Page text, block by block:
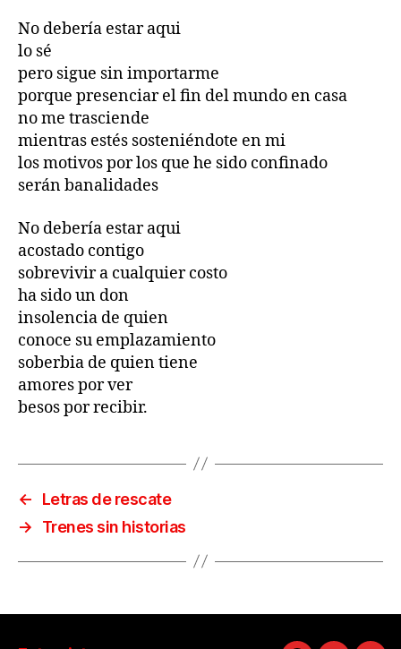
No debería estar aqui
lo sé
pero sigue sin importarme
porque presenciar el fin del mundo en casa
no me trasciende
mientras estés sosteniéndote en mi
los motivos por los que he sido confinado
serán banalidades
No debería estar aqui
acostado contigo
sobrevivir a cualquier costo
ha sido un don
insolencia de quien
conoce su emplazamiento
soberbia de quien tiene
amores por ver
besos por recibir.
←
Letras de rescate
→
Trenes sin historias